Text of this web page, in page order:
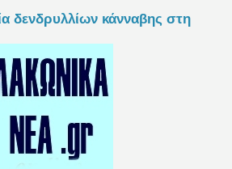
δενδρυλλίων κάνναβης στη